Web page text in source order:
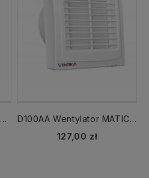
100MATHL Wentylator fi 100 mm Automatyczna ŻALUZJA, TIMER, HIGROSTAT AŻWCH
D100AA Wentylator MATIC 100 /AŻ/ Automatyczna żaluzja
127,00 zł